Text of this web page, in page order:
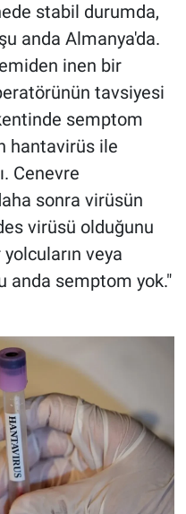
stabil durumda,
anda Almanya'da.
inen bir
tavsiyesi
semptom
hantavirüs ile
Cenevre
sonra virüsün
virüsü olduğunu
veya
anda semptom yok."